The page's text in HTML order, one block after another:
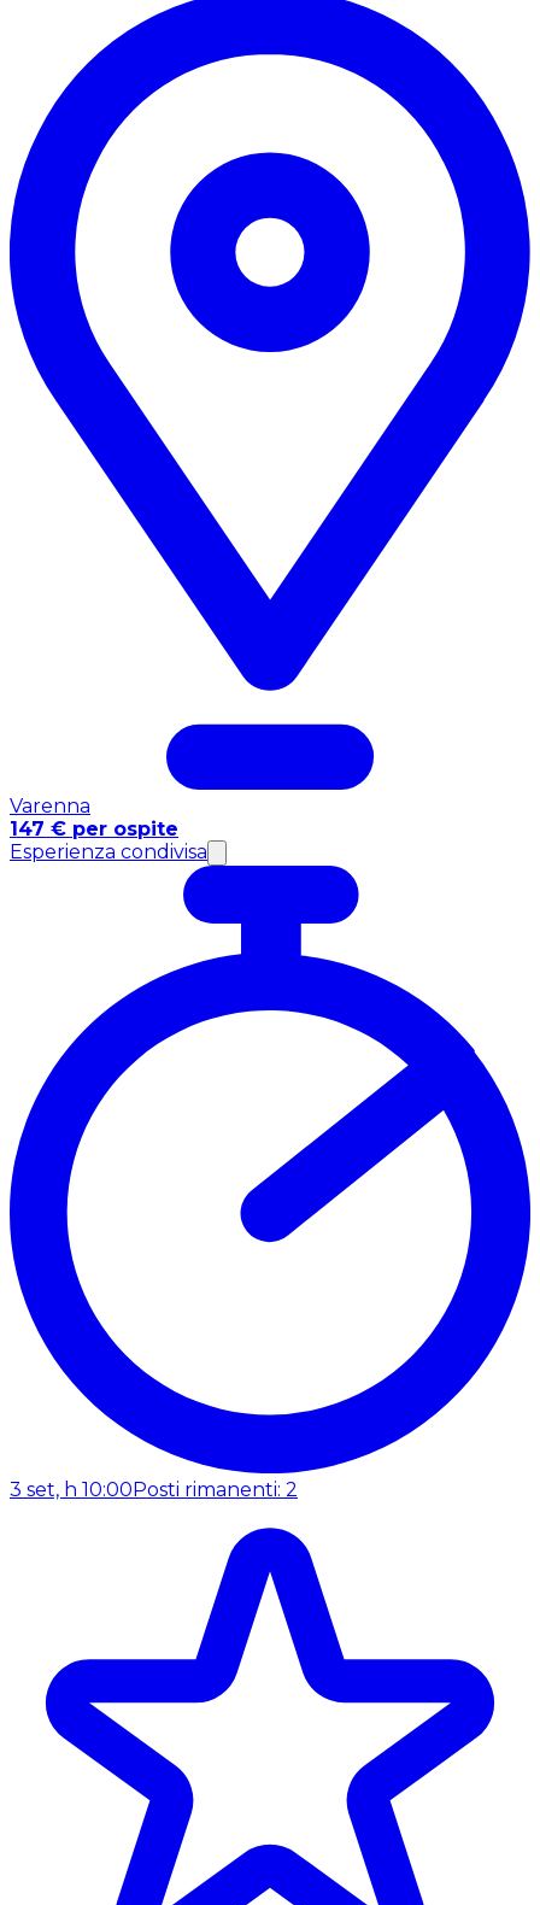
Varenna
147 € per ospite
Esperienza condivisa
3 set, h 10:00Posti rimanenti: 2